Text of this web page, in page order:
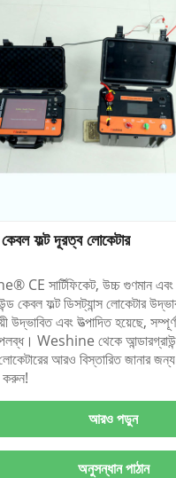
ফল্ট দূরত্ব লোকেটার
CE সার্টিফিকেট, উচ্চ গুণমান এবং
কেবল ফল্ট ডিসট্যান্স লোকেটার
উদ্ভাবিত এবং উত্পাদিত হয়েছে,
Weshine থেকে
লোকেটারের আরও বিস্তারিত জানার
করুন!
আরও পড়ুন
অনুসন্ধান পাঠান